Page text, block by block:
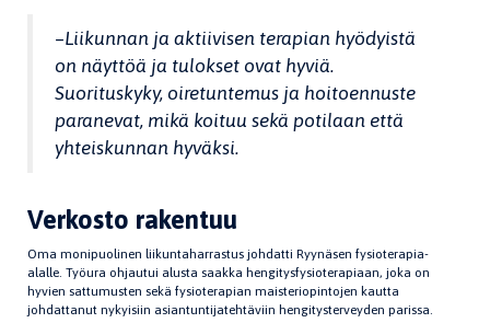
–Liikunnan ja aktiivisen terapian hyödyistä
on näyttöä ja tulokset ovat hyviä.
Suorituskyky, oiretuntemus ja hoitoennuste
paranevat, mikä koituu sekä potilaan että
yhteiskunnan hyväksi.
Verkosto rakentuu
Oma monipuolinen liikuntaharrastus johdatti Ryynäsen fysioterapia-
alalle. Työura ohjautui alusta saakka hengitysfysioterapiaan, joka on
hyvien sattumusten sekä fysioterapian maisteriopintojen kautta
johdattanut nykyisiin asiantuntijatehtäviin hengitysterveyden parissa.